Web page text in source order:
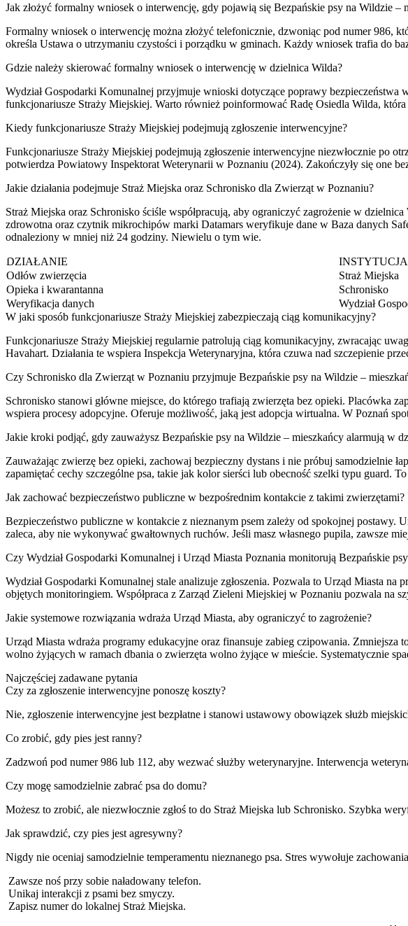
Jak złożyć formalny wniosek o interwencję, gdy pojawią się Bezpańskie psy na Wildzie –
Formalny wniosek o interwencję można złożyć telefonicznie, dzwoniąc pod numer 986,
określa Ustawa o utrzymaniu czystości i porządku w gminach. Każdy wniosek trafia do
Gdzie należy skierować formalny wniosek o interwencję w dzielnica Wilda?
Wydział Gospodarki Komunalnej przyjmuje wnioski dotyczące poprawy
funkcjonariusze Straży Miejskiej. Warto również poinformować Radę Osiedla Wilda,
Kiedy funkcjonariusze Straży Miejskiej podejmują zgłoszenie interwencyjne?
Funkcjonariusze Straży Miejskiej podejmują zgłoszenie interwencyjne niezwłocznie po
potwierdza Powiatowy Inspektorat Weterynarii w Poznaniu (2024). Zakończyły się one
Jakie działania podejmuje Straż Miejska oraz Schronisko dla Zwierząt w Poznaniu?
Straż Miejska oraz Schronisko ściśle współpracują, aby ograniczyć zagrożenie w
zdrowotna oraz czytnik mikrochipów marki Datamars weryfikuje dane w Baza danych
odnaleziony w mniej niż 24 godziny. Niewielu o tym wie.
DZIAŁANIE
Odłów zwierzęcia
Straż Miejska
Opieka i kwarantanna
Schronisko
Weryfikacja danych
Wydział
W jaki sposób funkcjonariusze Straży Miejskiej zabezpieczają ciąg komunikacyjny?
Funkcjonariusze Straży Miejskiej regularnie patrolują ciąg komunikacyjny, zwracając
Havahart. Działania te wspiera Inspekcja Weterynaryjna, która czuwa nad szczepienie
Czy Schronisko dla Zwierząt w Poznaniu przyjmuje Bezpańskie psy na Wildzie –
Schronisko stanowi główne miejsce, do którego trafiają zwierzęta bez opieki. Placówka
wspiera procesy adopcyjne. Oferuje możliwość, jaką jest adopcja wirtualna. W Poznań
Jakie kroki podjąć, gdy zauważysz Bezpańskie psy na Wildzie – mieszkańcy alarmują w
Zauważając zwierzę bez opieki, zachowaj bezpieczny dystans i nie próbuj samodzielnie
zapamiętać cechy szczególne psa, takie jak kolor sierści lub obecność szelki typu guard.
Jak zachować bezpieczeństwo publiczne w bezpośrednim kontakcie z takimi zwierzętami?
Bezpieczeństwo publiczne w kontakcie z nieznanym psem zależy od spokojnej
zaleca, aby nie wykonywać gwałtownych ruchów. Jeśli masz własnego pupila, zawsze
Czy Wydział Gospodarki Komunalnej i Urząd Miasta Poznania monitorują Bezpańskie
Wydział Gospodarki Komunalnej stale analizuje zgłoszenia. Pozwala to Urząd Miasta
objętych monitoringiem. Współpraca z Zarząd Zieleni Miejskiej w Poznaniu pozwala na
Jakie systemowe rozwiązania wdraża Urząd Miasta, aby ograniczyć to zagrożenie?
Urząd Miasta wdraża programy edukacyjne oraz finansuje zabieg czipowania.
wolno żyjących w ramach dbania o zwierzęta wolno żyjące w mieście. Systematycznie
Najczęściej zadawane pytania
Czy za zgłoszenie interwencyjne ponoszę koszty?
Nie, zgłoszenie interwencyjne jest bezpłatne i stanowi ustawowy obowiązek służb
Co zrobić, gdy pies jest ranny?
Zadzwoń pod numer 986 lub 112, aby wezwać służby weterynaryjne. Interwencja
Czy mogę samodzielnie zabrać psa do domu?
Możesz to zrobić, ale niezwłocznie zgłoś to do Straż Miejska lub Schronisko. Szybka
Jak sprawdzić, czy pies jest agresywny?
Nigdy nie oceniaj samodzielnie temperamentu nieznanego psa. Stres wywołuje
Zawsze noś przy sobie naładowany telefon.
Unikaj interakcji z psami bez smyczy.
Zapisz numer do lokalnej Straż Miejska.